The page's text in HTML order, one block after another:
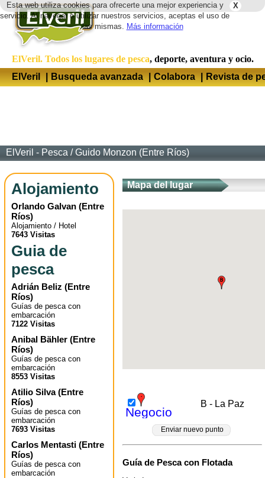
X
Esta web utiliza cookies para ofrecerte una mejor experiencia y
servicio. Al navegar o utilizar nuestros servicios, aceptas el uso de
las mismas. Más información
ElVeril. Todos los lugares de pesca, deporte, aventura y ocio.
ElVeril
| Busqueda avanzada | Colabora | Revista de
ElVeril - Pesca /Guido Monzon (Entre Ríos)
Alojamiento
Orlando Galvan (Entre
Ríos)
Alojamiento / Hotel
7643 Visitas
Guia de
pesca
Adrián Beliz (Entre
Ríos)
Guías de pesca con
embarcación
7122 Visitas
Anibal Bähler (Entre
Ríos)
Guías de pesca con
embarcación
8553 Visitas
Atilio Silva(Entre
Ríos)
Guías de pesca con
embarcación
7693 Visitas
Carlos Mentasti (Entre
Ríos)
Guías de pesca con
embarcación
Mapa del lugar
Negocio
B - La Paz
Enviar nuevo punto
Guía de Pesca con Flotada